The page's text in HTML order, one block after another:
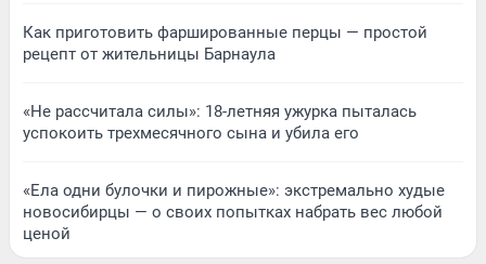
Как приготовить фаршированные перцы — простой
рецепт от жительницы Барнаула
«Не рассчитала силы»: 18-летняя ужурка пыталась
успокоить трехмесячного сына и убила его
«Ела одни булочки и пирожные»: экстремально худые
новосибирцы — о своих попытках набрать вес любой
ценой